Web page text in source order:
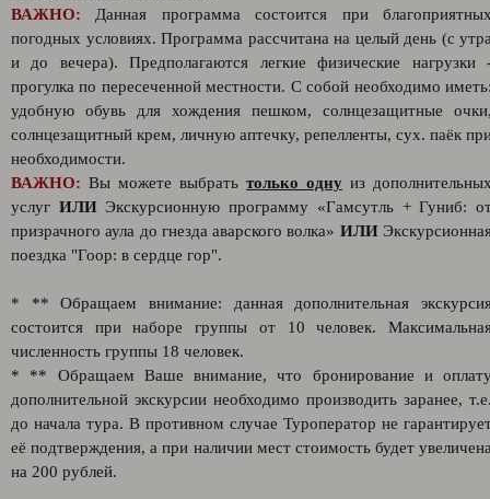
ВАЖНО: Данная программа состоится при
погодных условиях. Программа рассчитана на целый день (с
и до вечера). Предполагаются легкие физические нагрузки
прогулка по пересеченной местности. С собой необходимо
удобную обувь для хождения пешком, солнцезащитные
солнцезащитный крем, личную аптечку, репелленты, сух. паёк
необходимости.
ВАЖНО: Вы можете выбрать только одну из
услуг ИЛИЭкскурсионную программу «Гамсутль + Гуниб:
призрачного аула до гнезда аварского волка» ИЛИ
поездка "Гоор: в сердце гор".
* ** Обращаем внимание: данная дополнительная
состоится при наборе группы от 10 человек.
численность группы 18 человек.
* ** Обращаем Ваше внимание, что бронирование и
дополнительной экскурсии необходимо производить заранее,
до начала тура. В противном случае Туроператор не
её подтверждения, а при наличии мест стоимость будет
на 200 рублей.